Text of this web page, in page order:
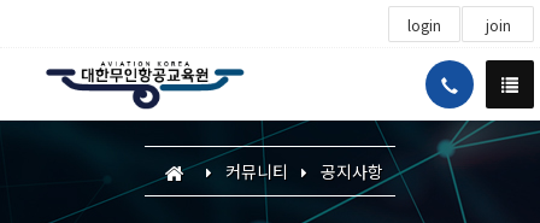
login join
커뮤니티 공지사항